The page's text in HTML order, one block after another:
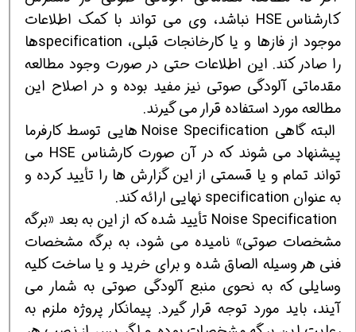
کارشناس HSE نباشد، وی می تواند با کمک اطلاعات
موجود از فازها و یا کارخانجات قبلی، specificationها
را صادر کند. این اطلاعات حتی در صورت وجود مطالعه
مقدماتی آلودگی صوتی نیز مفید بوده و در اصلاح این
مطالعه مورد استفاده قرار می گیرند.
البته گاهی Noise Specification هایی توسط کارفرما
پیشنهاد می شوند که در آن صورت کارشناس HSE می
تواند تمام و یا قسمتی از این گزارش ها را تأیید کرده و
به عنوان specification نهایی ارائه کند.
Noise Specification تأیید شده که از این به بعد «برگه
مشخصات صوتی» نامیده می شود، به برگه مشخصات
فنی هر وسیله الصاق شده و برای خرید و یا ساخت کلیه
وسایلی که به نحوی منبع آلودگی صوتی به شمار می
آیند، باید مورد توجه قرار گیرد. پیمانکار پروژه ملزم به